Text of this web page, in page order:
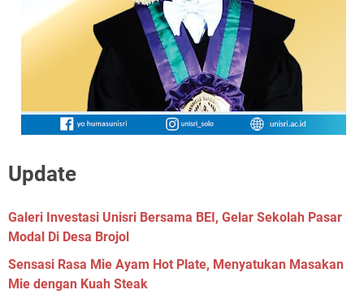
Update
Galeri Investasi Unisri Bersama BEI, Gelar Sekolah Pasar
Modal Di Desa Brojol
Sensasi Rasa Mie Ayam Hot Plate, Menyatukan Masakan
Mie dengan Kuah Steak